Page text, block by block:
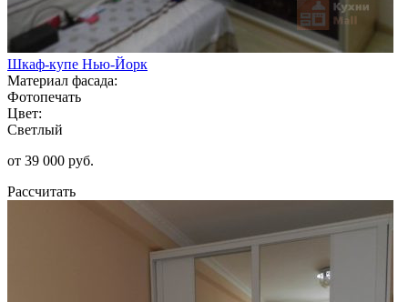
Шкаф-купе Нью-Йорк
Материал фасада:
Фотопечать
Цвет:
Светлый
от 39 000 руб.
Рассчитать